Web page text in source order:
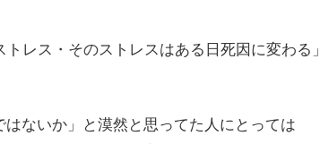
レス・そのストレスはある日死因に変わる」
はないか」と漠然と思ってた人にとっては